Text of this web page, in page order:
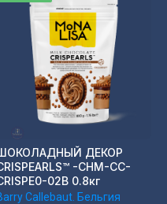
ДЕКОР
-CHM-CC-
02B 0.8кг
Callebaut. Бельгия